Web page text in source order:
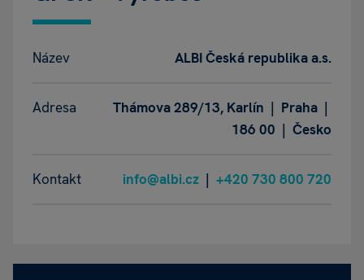
Název ALBI Česká republika a.s.
Adresa
Thámova 289/13, Karlín | Praha |
186 00 | Česko
Kontakt info@albi.cz | +420 730 800 720